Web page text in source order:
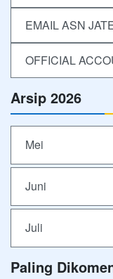
EMAIL ASN
OFFICIAL
Arsip 2026
Mei
Juni
Juli
Paling